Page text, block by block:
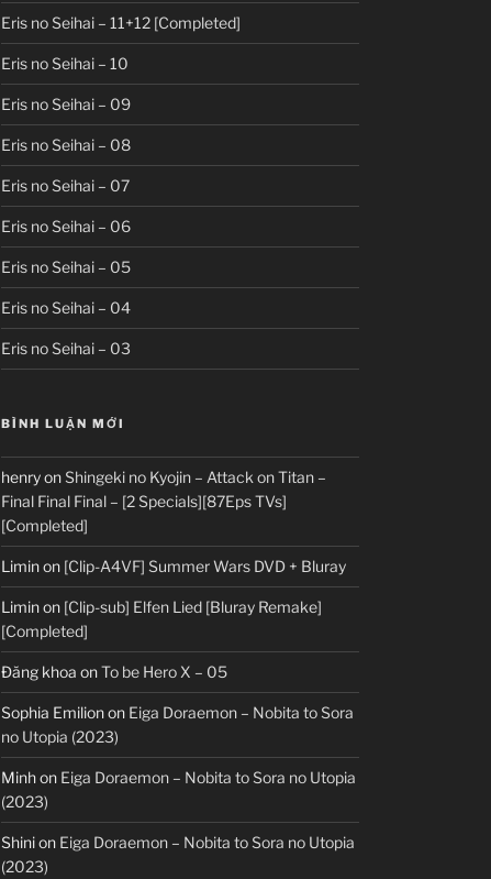
Eris no Seihai – 11+12 [Completed]
Eris no Seihai – 10
Eris no Seihai – 09
Eris no Seihai – 08
Eris no Seihai – 07
Eris no Seihai – 06
Eris no Seihai – 05
Eris no Seihai – 04
Eris no Seihai – 03
BÌNH LUẬN MỚI
henryonShingeki no Kyojin – Attack on Titan –
Final Final Final – [2 Specials][87Eps TVs]
[Completed]
Liminon [Clip-A4VF] Summer Wars DVD + Bluray
Liminon [Clip-sub] Elfen Lied [Bluray Remake]
[Completed]
Đăng khoa onTo be Hero X – 05
Sophia Emilionon Eiga Doraemon – Nobita to Sora
no Utopia (2023)
Minhon Eiga Doraemon – Nobita to Sora no Utopia
(2023)
Shinion Eiga Doraemon – Nobita to Sora no Utopia
(2023)